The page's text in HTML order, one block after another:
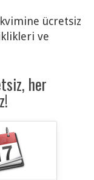
ücretsiz
ve
her